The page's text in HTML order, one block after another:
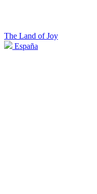
The Land of Joy
España